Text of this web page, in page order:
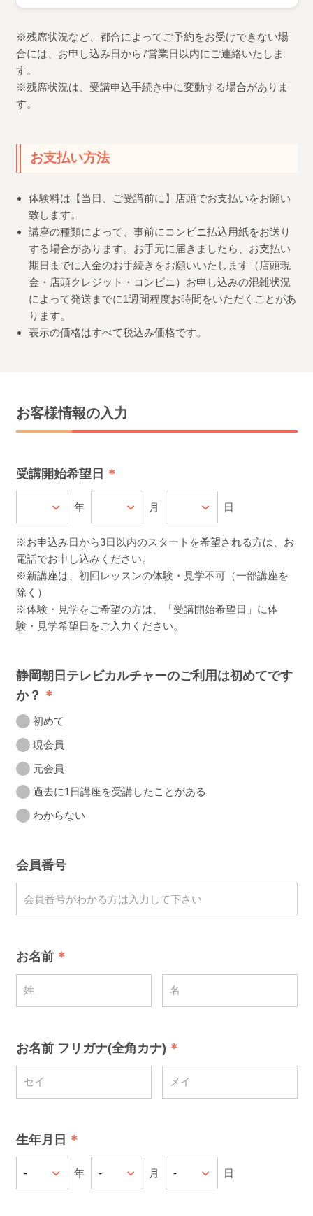
※残席状況など、都合によってご予約をお受けできない場
合には、お申し込み日から7営業日以内にご連絡いたしま
す。
※残席状況は、受講申込手続き中に変動する場合がありま
す。
お支払い方法
体験料は【当日、ご受講前に】店頭でお支払いをお願い
致します。
講座の種類によって、事前にコンビニ払込用紙をお送り
する場合があります。お手元に届きましたら、お支払い
期日までに入金のお手続きをお願いいたします（店頭現
金・店頭クレジット・コンビニ）お申し込みの混雑状況
によって発送までに1週間程度お時間をいただくことがあ
ります。
表示の価格はすべて税込み価格です。
お客様情報の入力
受講開始希望日
年 月 日
※お申込み日から3日以内のスタートを希望される方は、お
電話でお申し込みください。
※新講座は、初回レッスンの体験・見学不可（一部講座を
除く）
※体験・見学をご希望の方は、「受講開始希望日」に体
験・見学希望日をご入力ください。
静岡朝日テレビカルチャーのご利用は初めてです
か？
初めて
現会員
元会員
過去に1日講座を受講したことがある
わからない
会員番号
お名前
お名前 フリガナ(全角カナ)
生年月日
年 月 日